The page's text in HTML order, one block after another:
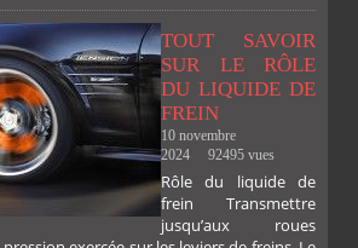
TOUT SAVOIR
SUR LE RÔLE
DU LIQUIDE DE
FREIN
10 novembre
2024
92495 vues
Rôle du liquide de
frein Transmettre
jusqu’aux roues